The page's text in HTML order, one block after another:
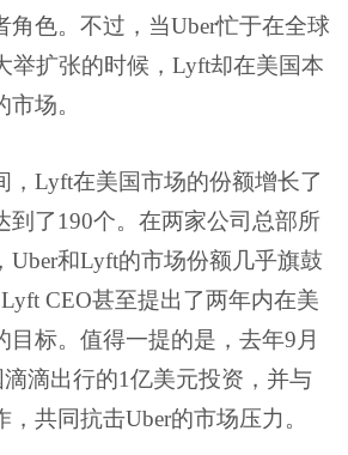
角色。不过，当Uber忙于在全球
举扩张的时候，Lyft却在美国本
场。
Lyft在美国市场的份额增长了
到了190个。在两家公司总部所
Uber和Lyft的市场份额几乎旗鼓
CEO甚至提出了两年内在美
目标。值得一提的是，去年9月
滴出行的1亿美元投资，并与
共同抗击Uber的市场压力。